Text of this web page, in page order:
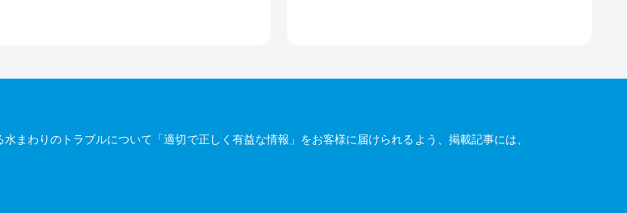
まわりのトラブルについて「適切で正しく有益な情報」をお客様に届けられるよう、掲載記事には、